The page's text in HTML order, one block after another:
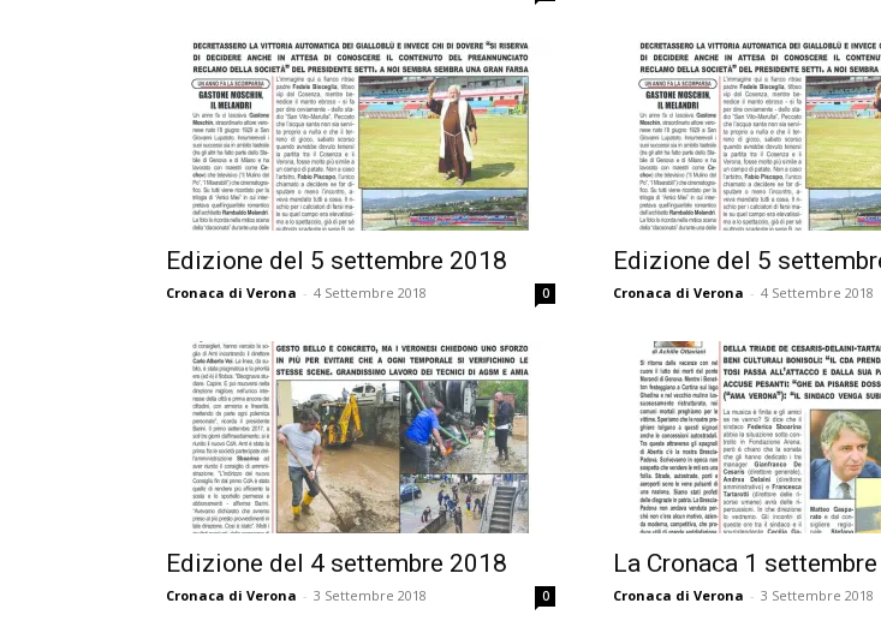
Edizione del 5 settembre 2018
Cronaca di Verona - 4 Settembre 2018 0
Edizione del 5
Cronaca di Verona - 4 Settembre 2018
Edizione del 4 settembre 2018
Cronaca di Verona - 3 Settembre 2018 0
La Cronaca 1
Cronaca di Verona - 3 Settembre 2018